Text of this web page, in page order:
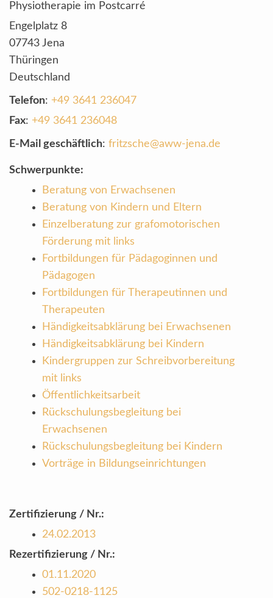
Physiotherapie im Postcarré
Engelplatz 8
07743 Jena
Thüringen
Deutschland
Telefon: +49 3641 236047
Fax: +49 3641 236048
E-Mail geschäftlich: fritzsche@aww-jena.de
Schwerpunkte:
Beratung von Erwachsenen
Beratung von Kindern und Eltern
Einzelberatung zur grafomotorischen
Förderung mit links
Fortbildungen für Pädagoginnen und
Pädagogen
Fortbildungen für Therapeutinnen und
Therapeuten
Händigkeitsabklärung bei Erwachsenen
Händigkeitsabklärung bei Kindern
Kindergruppen zur Schreibvorbereitung
mit links
Öffentlichkeitsarbeit
Rückschulungsbegleitung bei
Erwachsenen
Rückschulungsbegleitung bei Kindern
Vorträge in Bildungseinrichtungen
Zertifizierung / Nr.:
24.02.2013
Rezertifizierung / Nr.:
01.11.2020
502-0218-1125